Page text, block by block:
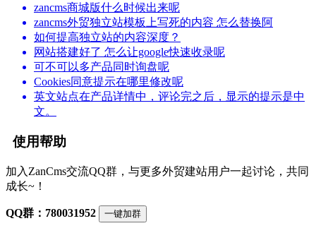
zancms商城版什么时候出来呢
zancms外贸独立站模板上写死的内容 怎么替换阿
如何提高独立站的内容深度？
网站搭建好了 怎么让google快速收录呢
可不可以多产品同时询盘呢
Cookies同意提示在哪里修改呢
英文站点在产品详情中，评论完之后，显示的提示是中
文。
使用帮助
加入ZanCms交流QQ群，与更多外贸建站用户一起讨论，共同
成长~！
QQ群：780031952 一键加群